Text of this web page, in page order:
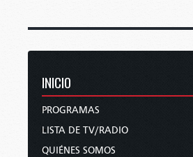
INICIO
PROGRAMAS
LISTA DE TV/RADIO
QUIÉNES SOMOS